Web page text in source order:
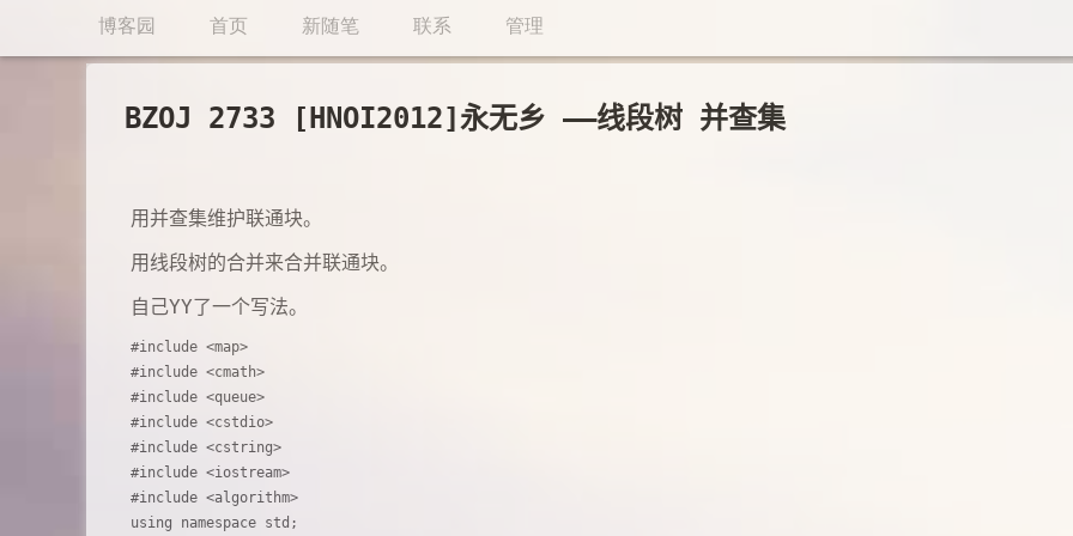
博客园 首页 新随笔 联系 管理
BZOJ 2733 [HNOI2012]永无乡 ——线段树 并查集
用并查集维护联通块。
用线段树的合并来合并联通块。
自己YY了一个写法。
#include <map>
#include <cmath>
#include <queue>
#include <cstdio>
#include <cstring>
#include <iostream>
#include <algorithm>
using namespace std;